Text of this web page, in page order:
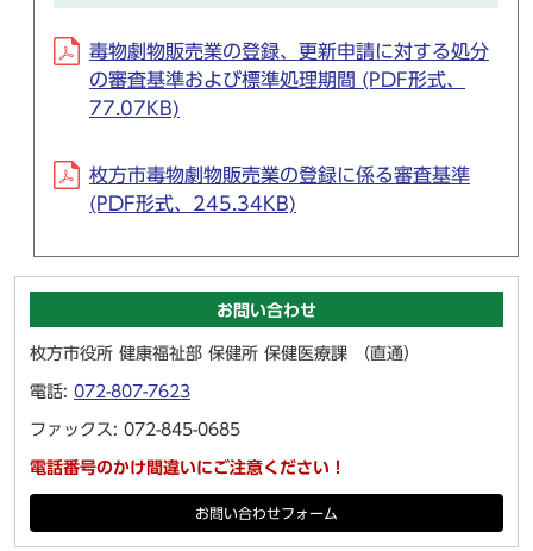
毒物劇物販売業の登録、更新申請に対する処分
の審査基準および標準処理期間 (PDF形式、
77.07KB)
枚方市毒物劇物販売業の登録に係る審査基準
(PDF形式、245.34KB)
お問い合わせ
枚方市役所 健康福祉部 保健所 保健医療課 （直通）
電話: 072-807-7623
ファックス: 072-845-0685
電話番号のかけ間違いにご注意ください！
お問い合わせフォーム